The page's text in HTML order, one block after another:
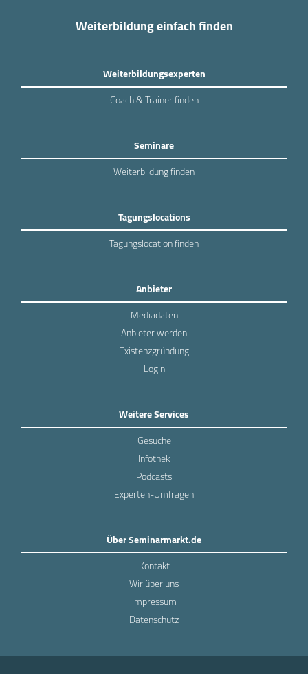
Weiterbildung einfach finden
Weiterbildungsexperten
Coach & Trainer finden
Seminare
Weiterbildung finden
Tagungslocations
Tagungslocation finden
Anbieter
Mediadaten
Anbieter werden
Existenzgründung
Login
Weitere Services
Gesuche
Infothek
Podcasts
Experten-Umfragen
Über Seminarmarkt.de
Kontakt
Wir über uns
Impressum
Datenschutz